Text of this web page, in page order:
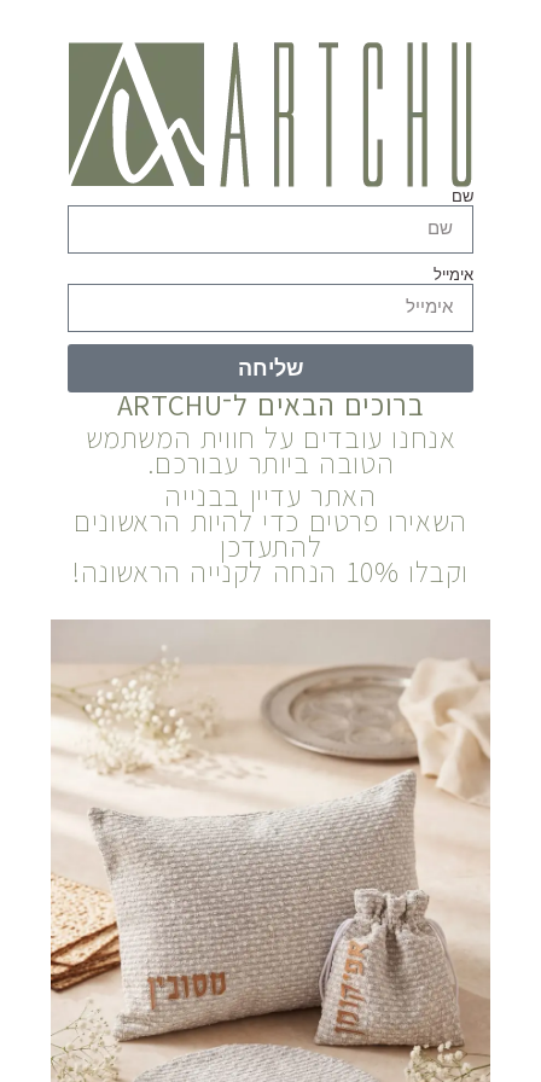
שם
אימייל
שליחה
ברוכים הבאים ל־ARTCHU
אנחנו עובדים על חווית המשתמש
הטובה ביותר עבורכם.
האתר עדיין בבנייה
השאירו פרטים כדי להיות הראשונים
להתעדכן
וקבלו 10% הנחה לקנייה הראשונה!